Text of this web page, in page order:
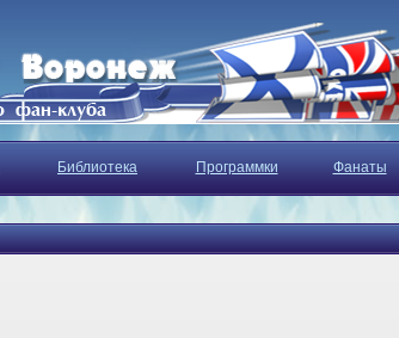
Библиотека Программки Фанаты